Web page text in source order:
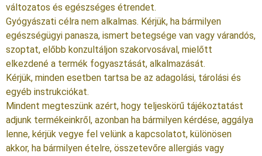
változatos és egészséges étrendet.
Gyógyászati célra nem alkalmas. Kérjük, ha bármilyen
egészségügyi panasza, ismert betegsége van vagy várandós,
szoptat, előbb konzultáljon szakorvosával, mielőtt
elkezdené a termék fogyasztását, alkalmazását.
Kérjük, minden esetben tartsa be az adagolási, tárolási és
egyéb instrukciókat.
Mindent megteszünk azért, hogy teljeskörű tájékoztatást
adjunk termékeinkről, azonban ha bármilyen kérdése, aggálya
lenne, kérjük vegye fel velünk a kapcsolatot, különösen
akkor, ha bármilyen ételre, összetevőre allergiás vagy